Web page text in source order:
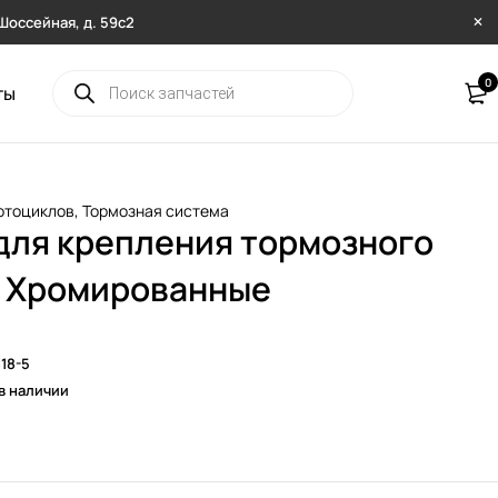
д. 59с2
0
,Тормозная система
крепления тормозного
5
наличии